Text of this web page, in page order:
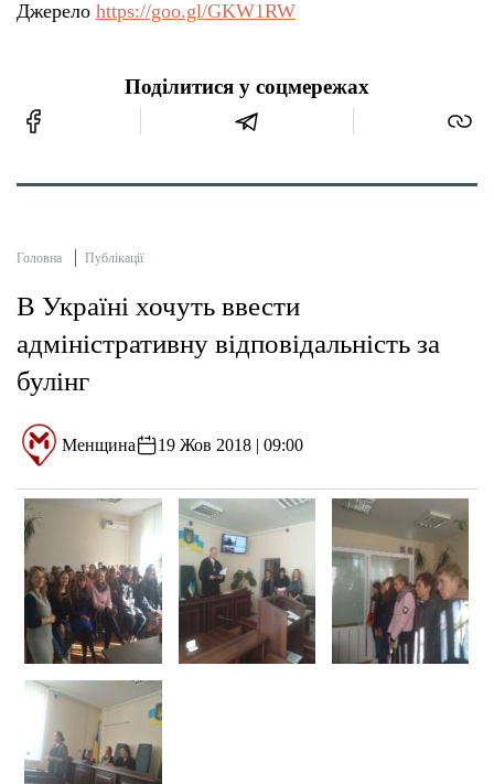
Джерело https://goo.gl/GKW1RW
Поділитися у соцмережах
Головна Публікації
В Україні хочуть ввести
адміністративну відповідальність за
булінг
Менщина 19 Жов 2018 | 09:00